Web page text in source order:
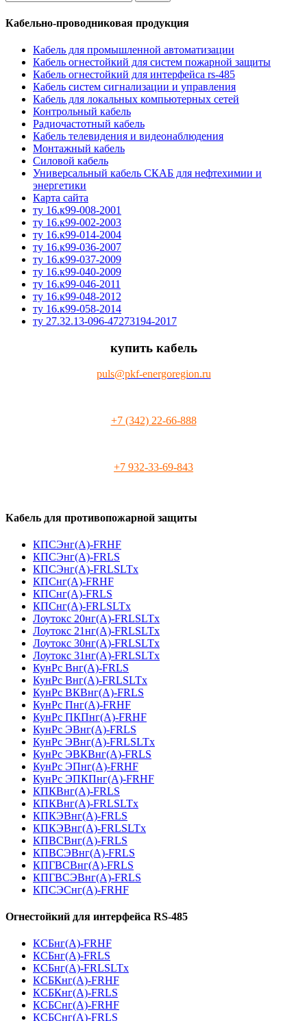
Кабельно-проводниковая продукция
Кабель для промышленной автоматизации
Кабель огнестойкий для систем пожарной защиты
Кабель огнестойкий для интерфейса rs-485
Кабель систем сигнализации и управления
Кабель для локальных компьютерных сетей
Контрольный кабель
Радиочастотный кабель
Кабель телевидения и видеонаблюдения
Монтажный кабель
Силовой кабель
Универсальный кабель СКАБ для нефтехимии и
энергетики
Карта сайта
ту 16.к99-008-2001
ту 16.к99-002-2003
ту 16.к99-014-2004
ту 16.к99-036-2007
ту 16.к99-037-2009
ту 16.к99-040-2009
ту 16.к99-046-2011
ту 16.к99-048-2012
ту 16.к99-058-2014
ту 27.32.13-096-47273194-2017
купить кабель
puls@pkf-energoregion.ru
+7 (342) 22-66-888
+7 932-33-69-843
Кабель для противопожарной защиты
КПСЭнг(А)-FRHF
КПСЭнг(А)-FRLS
КПСЭнг(А)-FRLSLTx
КПСнг(А)-FRHF
КПСнг(А)-FRLS
КПСнг(А)-FRLSLTx
Лоутокс 20нг(А)-FRLSLTx
Лоутокс 21нг(А)-FRLSLTx
Лоутокс 30нг(А)-FRLSLTx
Лоутокс 31нг(А)-FRLSLTx
КунРс Внг(А)-FRLS
КунРс Внг(А)-FRLSLTx
КунРс ВКВнг(А)-FRLS
КунРс Пнг(А)-FRHF
КунРс ПКПнг(А)-FRHF
КунРс ЭВнг(А)-FRLS
КунРс ЭВнг(А)-FRLSLTx
КунРс ЭВКВнг(А)-FRLS
КунРс ЭПнг(А)-FRHF
КунРс ЭПКПнг(А)-FRHF
КПКВнг(А)-FRLS
КПКВнг(А)-FRLSLTx
КПКЭВнг(А)-FRLS
КПКЭВнг(А)-FRLSLTx
КПВСВнг(А)-FRLS
КПВСЭВнг(А)-FRLS
КПГВСВнг(А)-FRLS
КПГВСЭВнг(А)-FRLS
КПСЭСнг(А)-FRHF
Огнестойкий для интерфейса RS-485
КСБнг(А)-FRHF
КСБнг(А)-FRLS
КСБнг(А)-FRLSLTx
КСБКнг(А)-FRHF
КСБКнг(А)-FRLS
КСБСнг(А)-FRHF
КСБСнг(А)-FRLS